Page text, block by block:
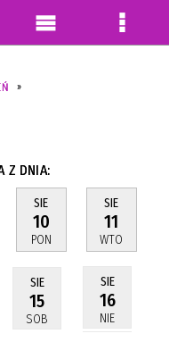
Z DNIA:
SIE
10
PON
SIE
11
WTO
SIE
15
SOB
SIE
16
NIE
Menu
Menu